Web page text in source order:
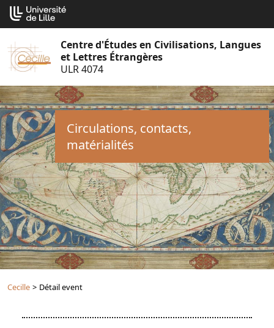
Aller
au
Centre d'Études en Civilisations, Langues
et Lettres Étrangères
ULR 4074
Circulations, contacts,
matérialités
Cecille > Détail event
Cookies management panel